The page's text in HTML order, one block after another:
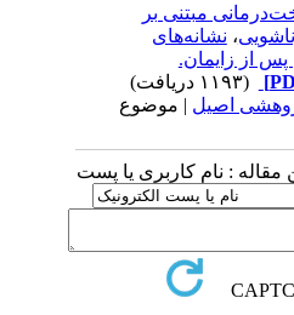
مبتنی بر
،نشانه‌های
از زایمان.
اصیل| موضوع
مقاله : نام کاربری یا پست